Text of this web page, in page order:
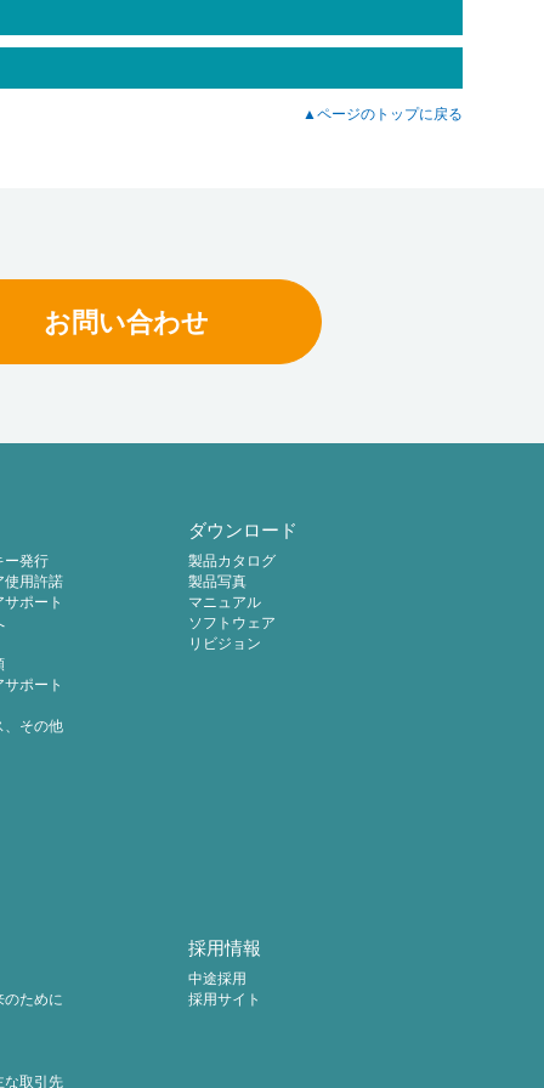
▲ページのトップに戻る
お問い合わせ
ー発行
使用許諾
ポート
ポート
、その他
ダウンロード
製品カタログ
製品写真
マニュアル
ソフトウェア
リビジョン
のために
な取引先
採用情報
中途採用
採用サイト